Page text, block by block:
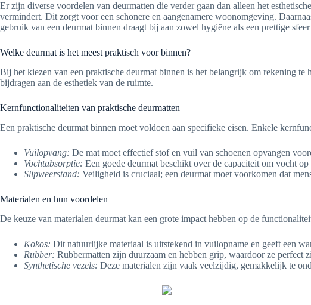
Er zijn diverse voordelen van deurmatten die verder gaan dan alleen het
vermindert. Dit zorgt voor een schonere en aangenamere woonomgeving.
gebruik van een deurmat binnen draagt bij aan zowel hygiëne als een prettige
Welke deurmat is het meest praktisch voor binnen?
Bij het kiezen van een praktische deurmat binnen is het belangrijk om rekening
bijdragen aan de esthetiek van de ruimte.
Kernfunctionaliteiten van praktische deurmatten
Een praktische deurmat binnen moet voldoen aan specifieke eisen. Enkele
Vuilopvang: De mat moet effectief stof en vuil van schoenen opvangen
Vochtabsorptie: Een goede deurmat beschikt over de capaciteit om vocht
Slipweerstand: Veiligheid is cruciaal; een deurmat moet voorkomen dat
Materialen en hun voordelen
De keuze van materialen deurmat kan een grote impact hebben op de
Kokos: Dit natuurlijke materiaal is uitstekend in vuilopname en geeft een
Rubber: Rubbermatten zijn duurzaam en hebben grip, waardoor ze perfect
Synthetische vezels: Deze materialen zijn vaak veelzijdig, gemakkelijk te